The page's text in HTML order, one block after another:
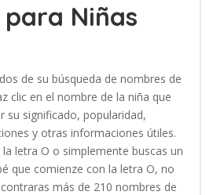
Niñas
de su búsqueda de nombres de
clic en el nombre de la niña que
su significado, popularidad,
y otras informaciones útiles.
letra O o simplemente buscas un
que comienze con la letra O, no
más de 210 nombres de